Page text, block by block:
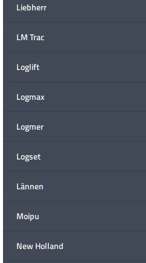
Liebherr
LM Trac
Loglift
Logmax
Logmer
Logset
Lännen
Moipu
New Holland